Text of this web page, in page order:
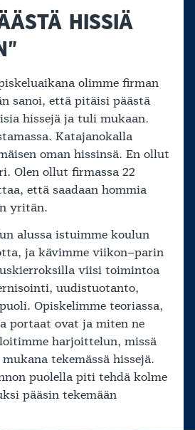
HISSIÄ
olimme firman
sanoi, että pitäisi päästä
hissejä ja tuli mukaan.
Katajanokalla
oman hissinsä. En ollut
Olen ollut firmassa 22
että saadaan hommia
yritän.
alussa istuimme koulun
ja kävimme viikon–parin
viisi toimintoa
uudistuotanto,
Opiskelimme teoriassa,
portaat ovat ja miten ne
harjoittelun, missä
tekemässä hissejä.
puolella piti tehdä kolme
pääsin tekemään